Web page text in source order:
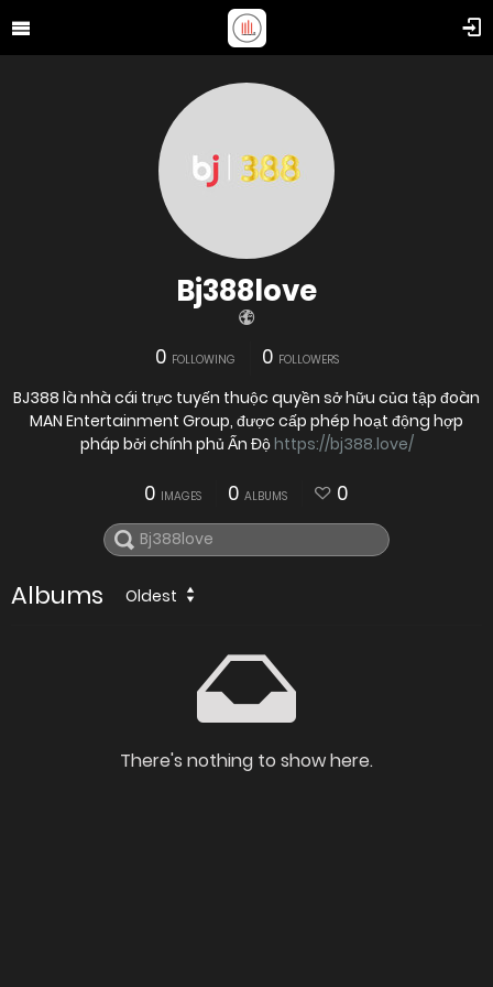
Bj388love
0 FOLLOWING 0 FOLLOWERS
BJ388 là nhà cái trực tuyến thuộc quyền sở hữu của tập đoàn
MAN Entertainment Group, được cấp phép hoạt động hợp
pháp bởi chính phủ Ấn Độhttps://bj388.love/
0 IMAGES 0 ALBUMS 0
Albums Oldest
There's nothing to show here.